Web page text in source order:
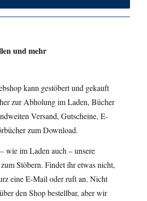
und mehr
kann gestöbert und gekauft
zur Abholung im Laden, Bücher
Versand, Gutscheine, E-
zum Download.
wie im Laden auch – unsere
Stöbern. Findet ihr etwas nicht,
eine E-Mail oder ruft an. Nicht
den Shop bestellbar, aber wir